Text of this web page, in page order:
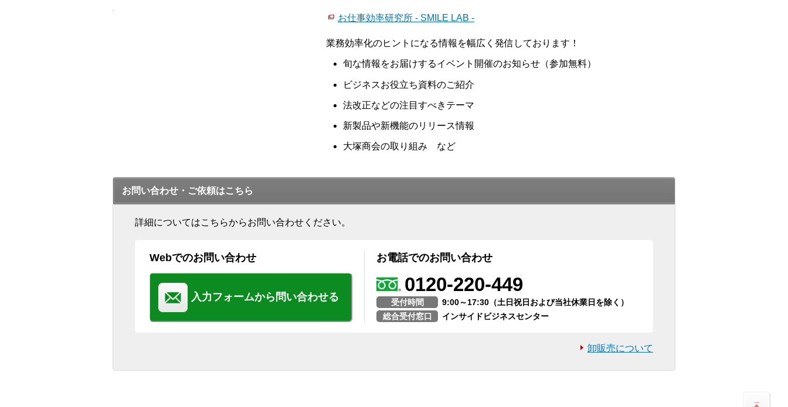
お仕事効率研究所 - SMILE LAB -
業務効率化のヒントになる情報を幅広く発信しております！
旬な情報をお届けするイベント開催のお知らせ（参加無料）
ビジネスお役立ち資料のご紹介
法改正などの注目すべきテーマ
新製品や新機能のリリース情報
大塚商会の取り組み など
お問い合わせ・ご依頼はこちら
詳細についてはこちらからお問い合わせください。
Webでのお問い合わせ
入力フォームから問い合わせる
お電話でのお問い合わせ
0120-220-449
受付時間
9:00～17:30（土日祝日および当社休業日を除く）
総合受付窓口
インサイドビジネスセンター
卸販売について